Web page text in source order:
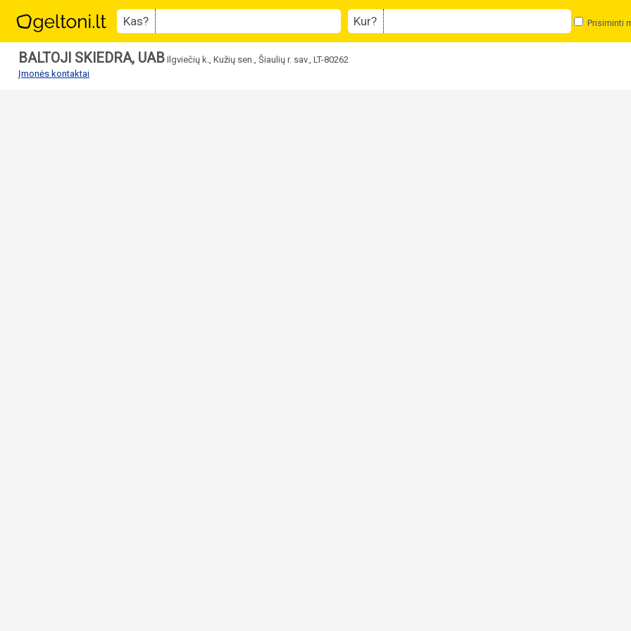
Kas? Kur? Prisiminti
BALTOJI SKIEDRA, UAB Ilgviečių k., Kužių sen., Šiaulių r. sav., LT-80262
Įmonės kontaktai